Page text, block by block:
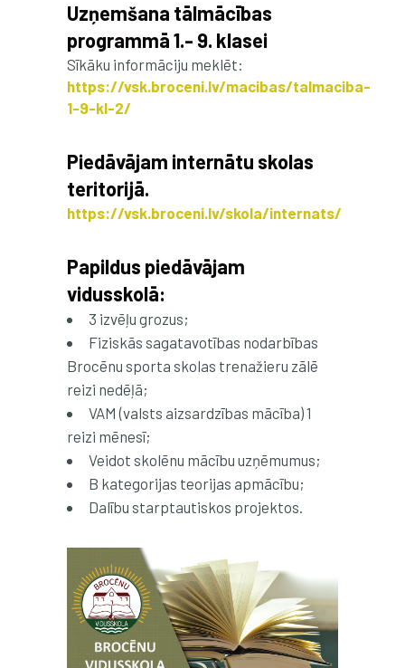
Uzņemšana tālmācības
programmā 1.- 9. klasei
Sīkāku informāciju meklēt:
https://vsk.broceni.lv/macibas/talmaciba-
1-9-kl-2/
Piedāvājam internātu skolas
teritorijā.
https://vsk.broceni.lv/skola/internats/
Papildus piedāvājam
vidusskolā:
3 izvēļu grozus;
Fiziskās sagatavotības nodarbības
Brocēnu sporta skolas trenažieru zālē
reizi nedēļā;
VAM (valsts aizsardzības mācība) 1
reizi mēnesī;
Veidot skolēnu mācību uzņēmumus;
B kategorijas teorijas apmācību;
Dalību starptautiskos projektos.